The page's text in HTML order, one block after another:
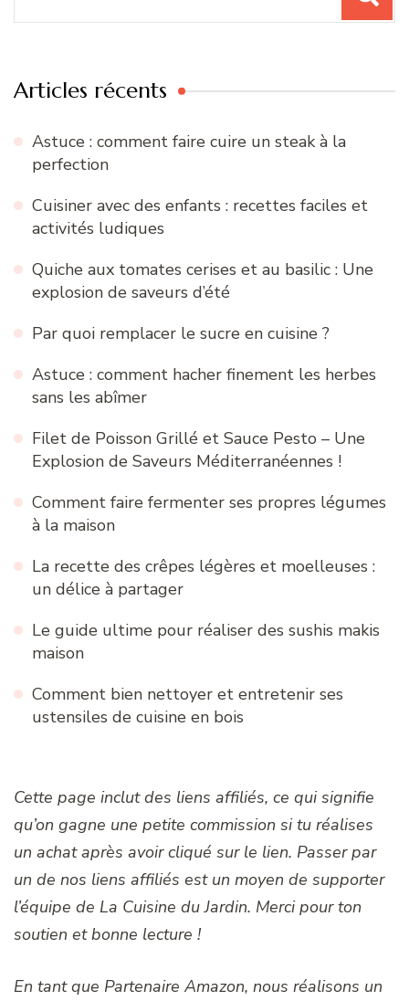
Articles récents
Astuce : comment faire cuire un steak à la
perfection
Cuisiner avec des enfants : recettes faciles et
activités ludiques
Quiche aux tomates cerises et au basilic : Une
explosion de saveurs d’été
Par quoi remplacer le sucre en cuisine ?
Astuce : comment hacher finement les herbes
sans les abîmer
Filet de Poisson Grillé et Sauce Pesto – Une
Explosion de Saveurs Méditerranéennes !
Comment faire fermenter ses propres légumes
à la maison
La recette des crêpes légères et moelleuses :
un délice à partager
Le guide ultime pour réaliser des sushis makis
maison
Comment bien nettoyer et entretenir ses
ustensiles de cuisine en bois
Cette page inclut des liens affiliés, ce qui signifie
qu’on gagne une petite commission si tu réalises
un achat après avoir cliqué sur le lien. Passer par
un de nos liens affiliés est un moyen de supporter
l’équipe de La Cuisine du Jardin. Merci pour ton
soutien et bonne lecture !
En tant que Partenaire Amazon, nous réalisons un